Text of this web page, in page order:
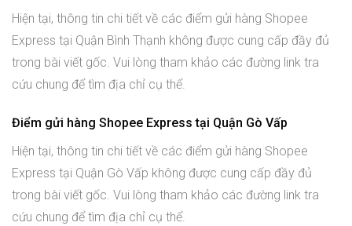
Hiện tại, thông tin chi tiết về các điểm gửi hàng Shopee
Express tại Quận Bình Thạnh không được cung cấp đầy đủ
trong bài viết gốc. Vui lòng tham khảo các đường link tra
cứu chung để tìm địa chỉ cụ thể.
Điểm gửi hàng Shopee Express tại Quận Gò Vấp
Hiện tại, thông tin chi tiết về các điểm gửi hàng Shopee
Express tại Quận Gò Vấp không được cung cấp đầy đủ
trong bài viết gốc. Vui lòng tham khảo các đường link tra
cứu chung để tìm địa chỉ cụ thể.